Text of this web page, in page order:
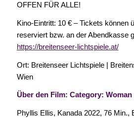
OFFEN FÜR ALLE!
Kino-Eintritt: 10 € – Tickets können
reserviert bzw. an der Abendkasse
https://breitenseer-lichtspiele.at/
Ort: Breitenseer Lichtspiele |
Wien
Über den Film: Category: Woman
Phyllis Ellis, Kanada 2022, 76 Min.,